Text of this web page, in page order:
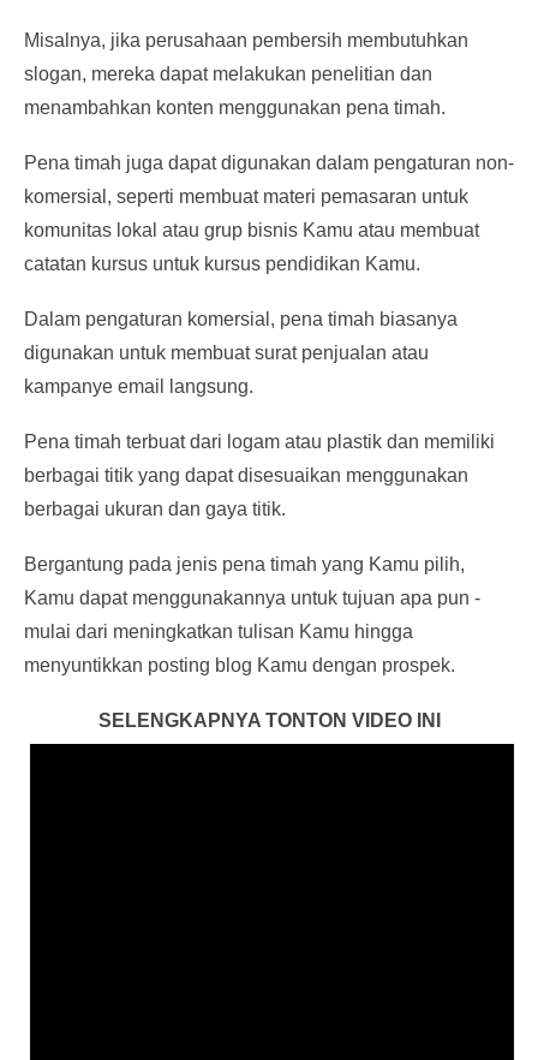
Misalnya, jika perusahaan pembersih membutuhkan
slogan, mereka dapat melakukan penelitian dan
menambahkan konten menggunakan pena timah.
Pena timah juga dapat digunakan dalam pengaturan non-
komersial, seperti membuat materi pemasaran untuk
komunitas lokal atau grup bisnis Kamu atau membuat
catatan kursus untuk kursus pendidikan Kamu.
Dalam pengaturan komersial, pena timah biasanya
digunakan untuk membuat surat penjualan atau
kampanye email langsung.
Pena timah terbuat dari logam atau plastik dan memiliki
berbagai titik yang dapat disesuaikan menggunakan
berbagai ukuran dan gaya titik.
Bergantung pada jenis pena timah yang Kamu pilih,
Kamu dapat menggunakannya untuk tujuan apa pun -
mulai dari meningkatkan tulisan Kamu hingga
menyuntikkan posting blog Kamu dengan prospek.
SELENGKAPNYA TONTON VIDEO INI